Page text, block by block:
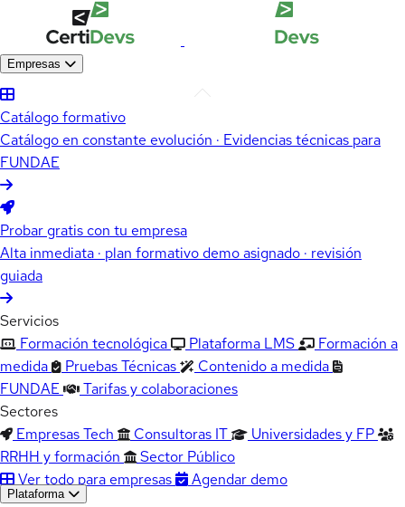
Empresas
Catálogo formativo
Catálogo en constante evolución · Evidencias técnicas para
FUNDAE
Probar gratis con tu empresa
Alta inmediata · plan formativo demo asignado · revisión
guiada
Servicios
Formación tecnológica
Plataforma LMS
Formación a
medida
Pruebas Técnicas
Contenido a medida
FUNDAE
Tarifas y colaboraciones
Sectores
Empresas Tech
Consultoras IT
Universidades y FP
RRHH y formación
Sector Público
Ver todo para empresas
Agendar demo
Plataforma